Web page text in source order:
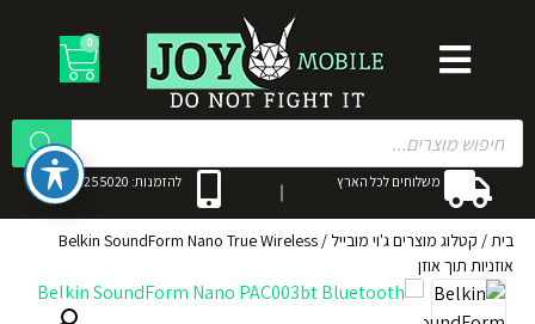
0
משלוחים לכל הארץ להזמנות: 053-3255020
בית/ קטלוג מוצרים ג'וי מובייל /
Belkin SoundForm Nano True Wireless
אוזניות תוך אוזן